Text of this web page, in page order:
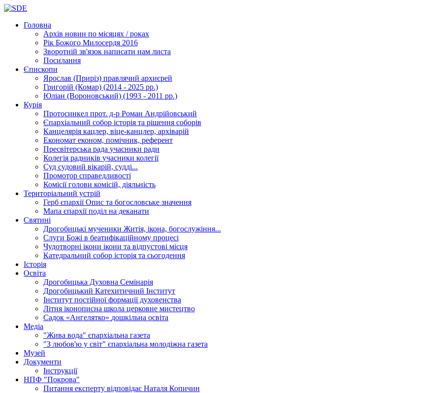
Головна
Архів новин по місяцях / роках
Рік Божого Милосердя 2016
Зворотній зв'язок написати нам листа
Посилання
Єпископи
Ярослав (Приріз) правлячий архиєрей
Григорій (Комар) (2014 - 2025 рр.)
Юліан (Вороновський) (1993 - 2011 рр.)
Курія
Протосинкел прот. д-р Роман Андрійовський
Єпархіальний собор історія та рішення соборів
Канцелярія кацлер, віце-канцлер, архіварій
Економат економ, помічник, референт
Пресвітерська рада учасники ради
Колегія радників учасники колегії
Суд судовий вікарій, судді...
Промотор справедливості
Комісіїголови комісій, діяльність
Територіальний устрій
Герб єпархіїОпис та богословське значення
Мапа єпархіїподіл на деканати
Святині
Дрогобицькі мученики Житія, ікона, богослужіння...
Слуги Божі в беатифікаційному процесі
Чудотворні ікони ікони та відпустові місця
Катедральний собор історія та сьогодення
Історія
Освіта
Дрогобицька Духовна Семінарія
Дрогобицький Катехитичний Інститут
Інститут постійної формації духовенства
Літня іконописна школа церковне мистецтво
Садок «Ангелятко» дошкільна освіта
Медіа
"Жива вода" єпархіальна газета
"З любов'ю у світ" єпархіальна молодіжна газета
Музей
Документи
Інструкції
НПФ "Покрова"
Питання експерту відповідає Наталя Копичин